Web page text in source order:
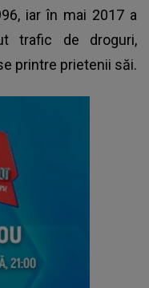
iar în mai 2017 a
trafic de droguri,
printre prietenii săi.